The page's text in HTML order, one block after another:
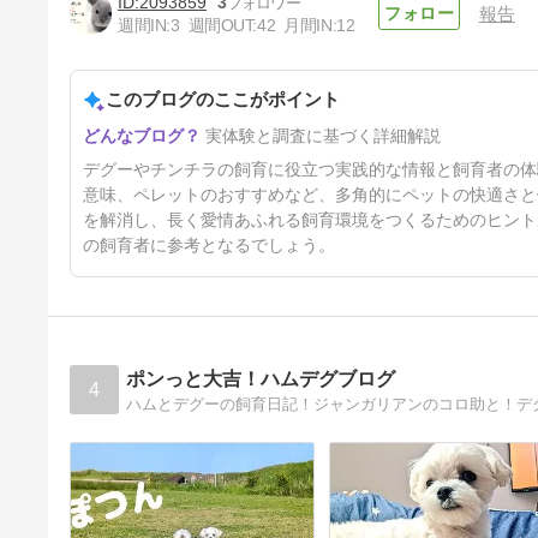
シーおすすめランキング｜
Instagram100人以上調査＋実
体験で徹底解説
69日前
週間IN:3 週間OUT:42 月間IN:12
報告
このブログのここがポイント
実体験と調査に基づく詳細解説
デグーやチンチラの飼育に役立つ実践的な情報と飼育者の
意味、ペレットのおすすめなど、多角的にペットの快適さ
を解消し、長く愛情あふれる飼育環境をつくるためのヒン
の飼育者に参考となるでしょう。
4 ポンっと大吉！ハムデグブログ
ハムとデグーの飼育日記！ジャンガリアンのコロ助と！